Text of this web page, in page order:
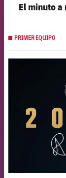
El minuto
PRIMER EQUIPO